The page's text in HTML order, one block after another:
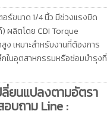
ร์ขนาด 1/4 นิ้ว มีช่วงแรงบิด
ผลิตโดย CDI Torque
ง เหมาะสำหรับงานที่ต้องการ
ในอุตสาหกรรมหรือซ่อมบำรุงที่
ลี่ยนแปลงตามอัตรา
บถาม Line :